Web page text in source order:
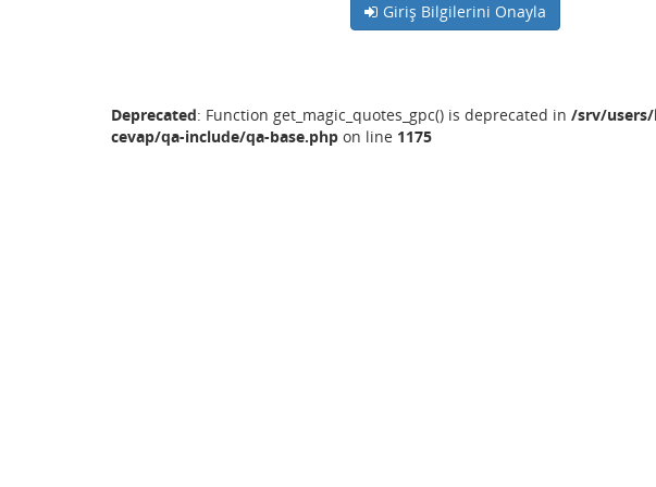
Giriş Bilgilerini Onayla
Deprecated: Function get_magic_quotes_gpc() is deprecated in /srv/
cevap/qa-include/qa-base.php on line 1175